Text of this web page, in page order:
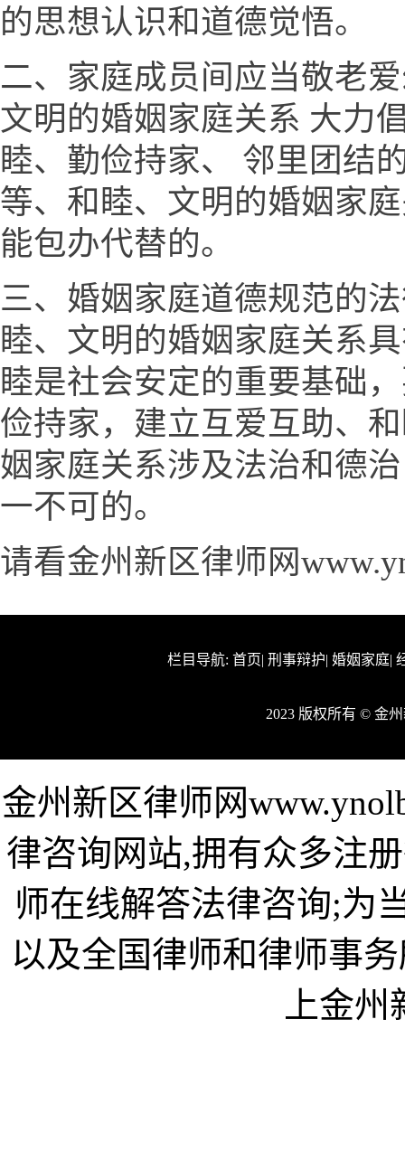
的思想认识和道德觉悟。
二、家庭成员间应当敬老
文明的婚姻家庭关系 大力
睦、勤俭持家、 邻里团结
等、和睦、文明的婚姻家
能包办代替的。
三、婚姻家庭道德规范的
睦、文明的婚姻家庭关系
睦是社会安定的重要基础
俭持家，建立互爱互助、
姻家庭关系涉及法治和德
一不可的。
请看金州新区律师网
栏目导航:首页|刑事辩护|婚姻家庭|
2023 版权所有 © 金
金州新区律师网
律咨询网站,拥有众多注
师在线解答法律咨询;为
以及全国律师和律师事
上金